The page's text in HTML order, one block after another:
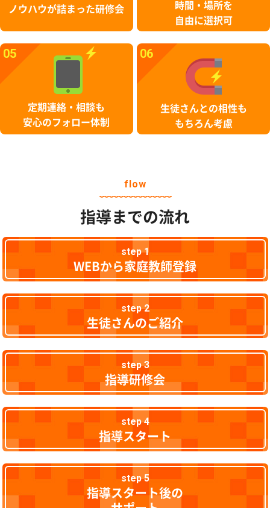
ノウハウが詰まった研修会
時間・場所を
自由に選択可
05
定期連絡・相談も
安心のフォロー体制
06
生徒さんとの相性も
もちろん考慮
flow
指導までの流れ
step 1
WEBから家庭教師登録
step 2
生徒さんのご紹介
step 3
指導研修会
step 4
指導スタート
step 5
指導スタート後の